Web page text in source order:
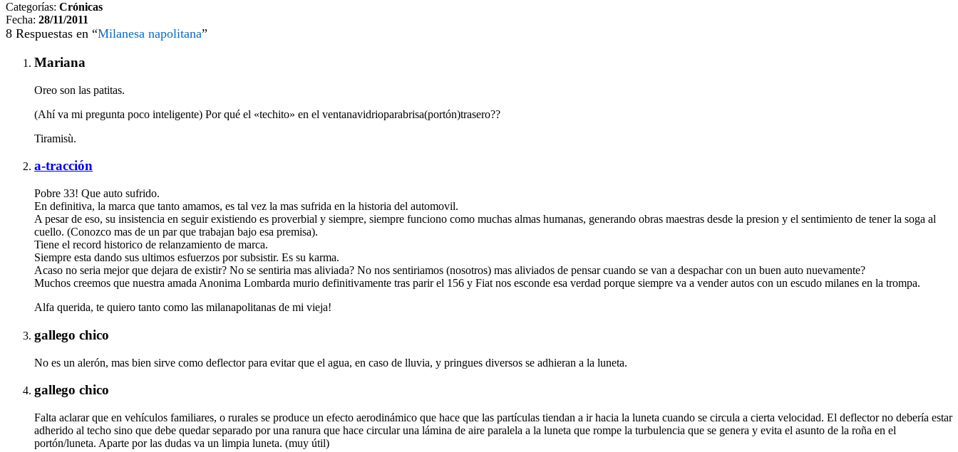
Categorías: Crónicas
Fecha: 28/11/2011
8 Respuestas en “Milanesa napolitana”
Mariana
Oreo son las patitas.
(Ahí va mi pregunta poco inteligente) Por qué el «techito» en el ventanavidrioparabrisa(portón)trasero??
Tiramisù.
a-tracción
Pobre 33! Que auto sufrido.
En definitiva, la marca que tanto amamos, es tal vez la mas sufrida en la historia del automovil.
A pesar de eso, su insistencia en seguir existiendo es proverbial y siempre, siempre funciono como muchas almas humanas, generando obras maestras desde la presion y el sentimiento de tener la soga al
cuello. (Conozco mas de un par que trabajan bajo esa premisa).
Tiene el record historico de relanzamiento de marca.
Siempre esta dando sus ultimos esfuerzos por subsistir. Es su karma.
Acaso no seria mejor que dejara de existir? No se sentiria mas aliviada? No nos sentiriamos (nosotros) mas aliviados de pensar cuando se van a despachar con un buen auto nuevamente?
Muchos creemos que nuestra amada Anonima Lombarda murio definitivamente tras parir el 156 y Fiat nos esconde esa verdad porque siempre va a vender autos con un escudo milanes en la trompa.
Alfa querida, te quiero tanto como las milanapolitanas de mi vieja!
gallego chico
No es un alerón, mas bien sirve como deflector para evitar que el agua, en caso de lluvia, y pringues diversos se adhieran a la luneta.
gallego chico
Falta aclarar que en vehículos familiares, o rurales se produce un efecto aerodinámico que hace que las partículas tiendan a ir hacia la luneta cuando se circula a cierta velocidad. El deflector no debería estar
adherido al techo sino que debe quedar separado por una ranura que hace circular una lámina de aire paralela a la luneta que rompe la turbulencia que se genera y evita el asunto de la roña en el
portón/luneta. Aparte por las dudas va un limpia luneta. (muy útil)